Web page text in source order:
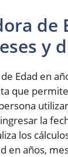
de
y
Edad en
que
la
los
en años,